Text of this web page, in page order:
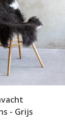
- Grijs